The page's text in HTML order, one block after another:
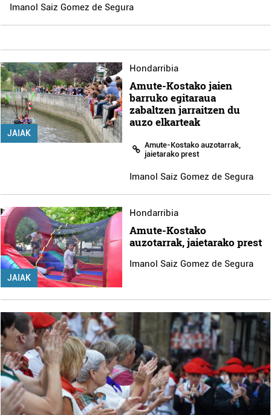
Imanol Saiz Gomez de Segura
JAIAK
Hondarribia
Amute-Kostako jaien
barruko egitaraua
zabaltzen jarraitzen du
auzo elkarteak
Amute-Kostako auzotarrak,
jaietarako prest
Imanol Saiz Gomez de Segura
JAIAK
Hondarribia
Amute-Kostako
auzotarrak, jaietarako prest
Imanol Saiz Gomez de Segura